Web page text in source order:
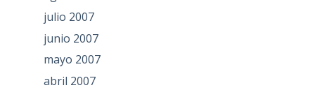
julio 2007
junio 2007
mayo 2007
abril 2007